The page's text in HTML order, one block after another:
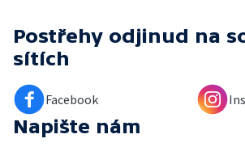
Postřehy odjinud na
sítích
Facebook
Napište nám